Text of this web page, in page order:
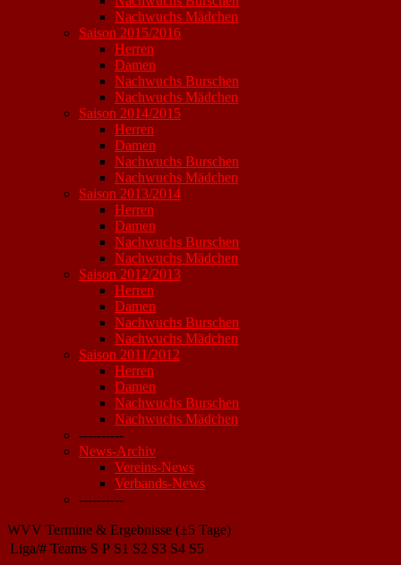
Nachwuchs Mädchen
Saison 2015/2016
Herren
Damen
Nachwuchs Burschen
Nachwuchs Mädchen
Saison 2014/2015
Herren
Damen
Nachwuchs Burschen
Nachwuchs Mädchen
Saison 2013/2014
Herren
Damen
Nachwuchs Burschen
Nachwuchs Mädchen
Saison 2012/2013
Herren
Damen
Nachwuchs Burschen
Nachwuchs Mädchen
Saison 2011/2012
Herren
Damen
Nachwuchs Burschen
Nachwuchs Mädchen
----------
News-Archiv
Vereins-News
Verbands-News
----------
WVV Termine & Ergebnisse (±5 Tage)
Liga/# Teams S P S1 S2 S3 S4 S5